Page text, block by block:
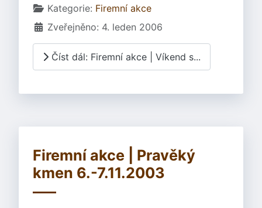
Základní údaje
Kategorie: Firemní akce
Zveřejněno: 4. leden 2006
Číst dál: Firemní akce | Víkend s...
Firemní akce | Pravěký
kmen 6.-7.11.2003